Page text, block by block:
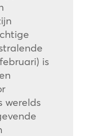
is
werelds